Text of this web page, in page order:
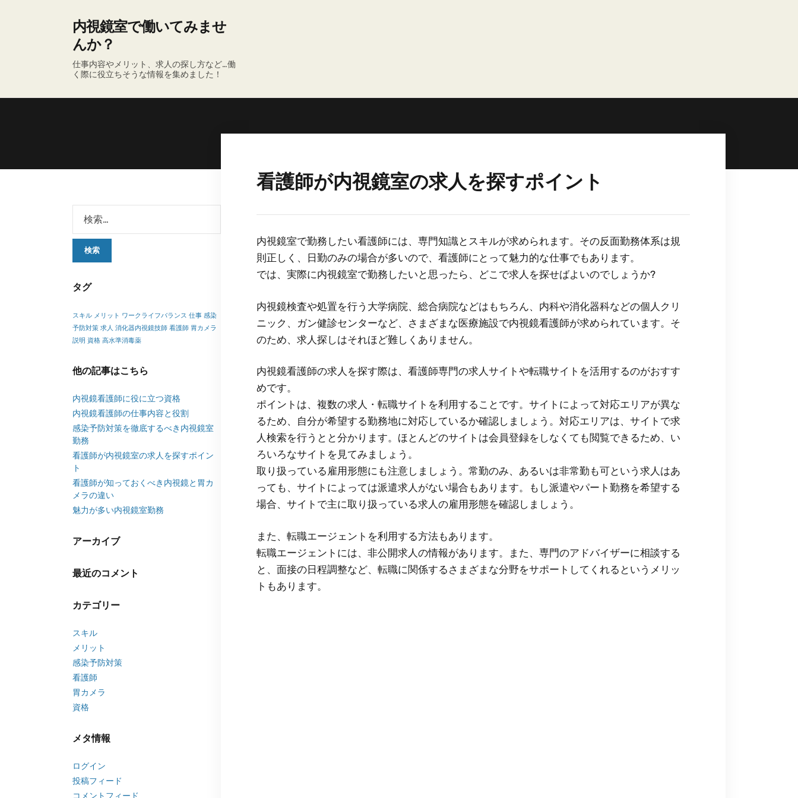
内視鏡室で働いてみませ
んか？
仕事内容やメリット、求人の探し方など…働
く際に役立ちそうな情報を集めました！
看護師が内視鏡室の求人を探すポイント
内視鏡室で勤務したい看護師には、専門知識とスキルが求められます。その反面勤務体系は規
則正しく、日勤のみの場合が多いので、看護師にとって魅力的な仕事でもあります。
では、実際に内視鏡室で勤務したいと思ったら、どこで求人を探せばよいのでしょうか?
内視鏡検査や処置を行う大学病院、総合病院などはもちろん、内科や消化器科などの個人クリ
ニック、ガン健診センターなど、さまざまな医療施設で内視鏡看護師が求められています。そ
のため、求人探しはそれほど難しくありません。
内視鏡看護師の求人を探す際は、看護師専門の求人サイトや転職サイトを活用するのがおすす
めです。
ポイントは、複数の求人・転職サイトを利用することです。サイトによって対応エリアが異な
るため、自分が希望する勤務地に対応しているか確認しましょう。対応エリアは、サイトで求
人検索を行うとと分かります。ほとんどのサイトは会員登録をしなくても閲覧できるため、い
ろいろなサイトを見てみましょう。
取り扱っている雇用形態にも注意しましょう。常勤のみ、あるいは非常勤も可という求人はあ
っても、サイトによっては派遣求人がない場合もあります。もし派遣やパート勤務を希望する
場合、サイトで主に取り扱っている求人の雇用形態を確認しましょう。
また、転職エージェントを利用する方法もあります。
転職エージェントには、非公開求人の情報があります。また、専門のアドバイザーに相談する
と、面接の日程調整など、転職に関係するさまざまな分野をサポートしてくれるというメリッ
トもあります。
タグ
スキル メリット ワークライフバランス 仕事 感染
予防対策 求人 消化器内視鏡技師 看護師 胃カメラ
説明 資格 高水準消毒薬
他の記事はこちら
内視鏡看護師に役に立つ資格
内視鏡看護師の仕事内容と役割
感染予防対策を徹底するべき内視鏡室
勤務
看護師が内視鏡室の求人を探すポイン
ト
看護師が知っておくべき内視鏡と胃カ
メラの違い
魅力が多い内視鏡室勤務
アーカイブ
最近のコメント
カテゴリー
スキル
メリット
感染予防対策
看護師
胃カメラ
資格
メタ情報
ログイン
投稿フィード
コメントフィード